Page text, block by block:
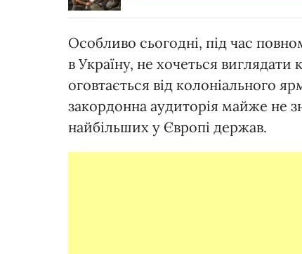
Особливо сьогодні, під час
в Україну, не хочеться
оговтається від колоніального
закордонна аудиторія майже не
найбільших у Європі держав.